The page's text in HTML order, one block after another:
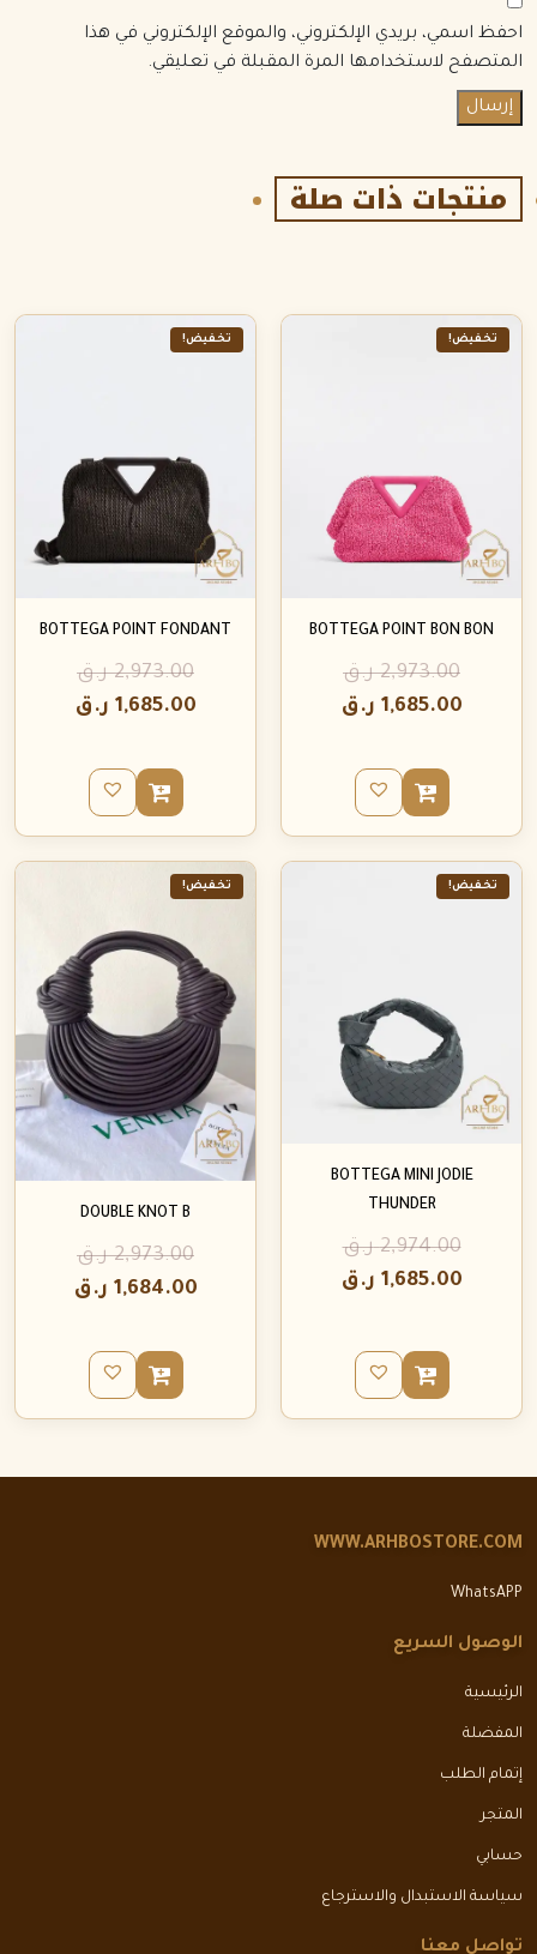
احفظ اسمي، بريدي الإلكتروني، والموقع الإلكتروني في هذا
المتصفح لاستخدامها المرة المقبلة في تعليقي.
منتجات ذات صلة
تخفيض!
BOTTEGA POINT BON BON
2,973.00 ر.ق
1,685.00 ر.ق
تخفيض!
BOTTEGA POINT FONDANT
2,973.00 ر.ق
1,685.00 ر.ق
تخفيض!
BOTTEGA MINI JODIE
THUNDER
2,974.00 ر.ق
1,685.00 ر.ق
تخفيض!
DOUBLE KNOT B
2,973.00 ر.ق
1,684.00 ر.ق
WWW.ARHBOSTORE.COM
WhatsAPP
الوصول السريع
الرئيسية
المفضلة
إتمام الطلب
المتجر
حسابي
سياسة الاستبدال والاسترجاع
تواصل معنا